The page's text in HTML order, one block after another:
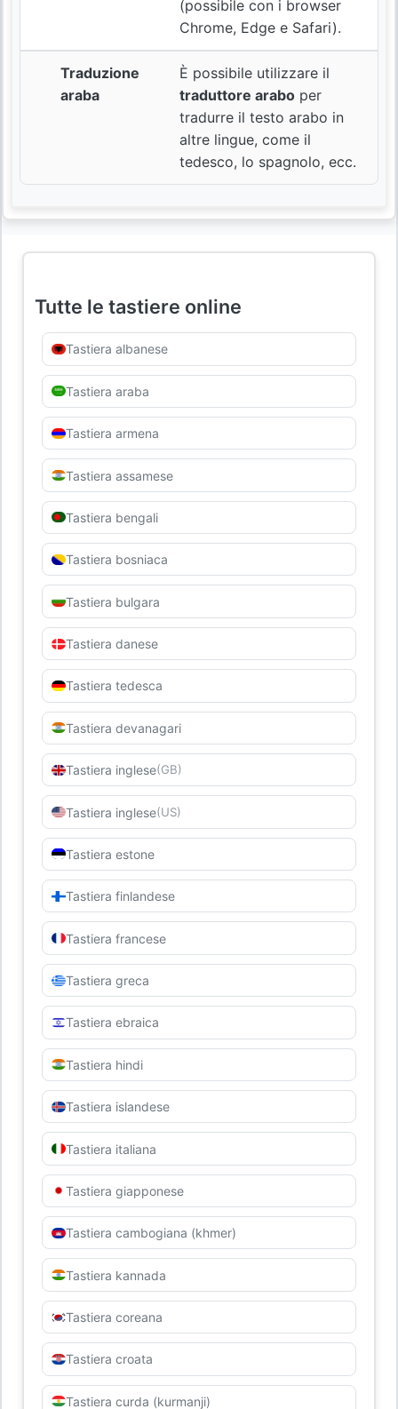
(possibile con i browser
Chrome, Edge e Safari).
Traduzione
araba
È possibile utilizzare il
traduttore arabo per
tradurre il testo arabo in
altre lingue, come il
tedesco, lo spagnolo, ecc.
Tutte le tastiere online
Tastiera albanese
Tastiera araba
Tastiera armena
Tastiera assamese
Tastiera bengali
Tastiera bosniaca
Tastiera bulgara
Tastiera danese
Tastiera tedesca
Tastiera devanagari
Tastiera inglese(GB)
Tastiera inglese(US)
Tastiera estone
Tastiera finlandese
Tastiera francese
Tastiera greca
Tastiera ebraica
Tastiera hindi
Tastiera islandese
Tastiera italiana
Tastiera giapponese
Tastiera cambogiana (khmer)
Tastiera kannada
Tastiera coreana
Tastiera croata
Tastiera curda (kurmanji)